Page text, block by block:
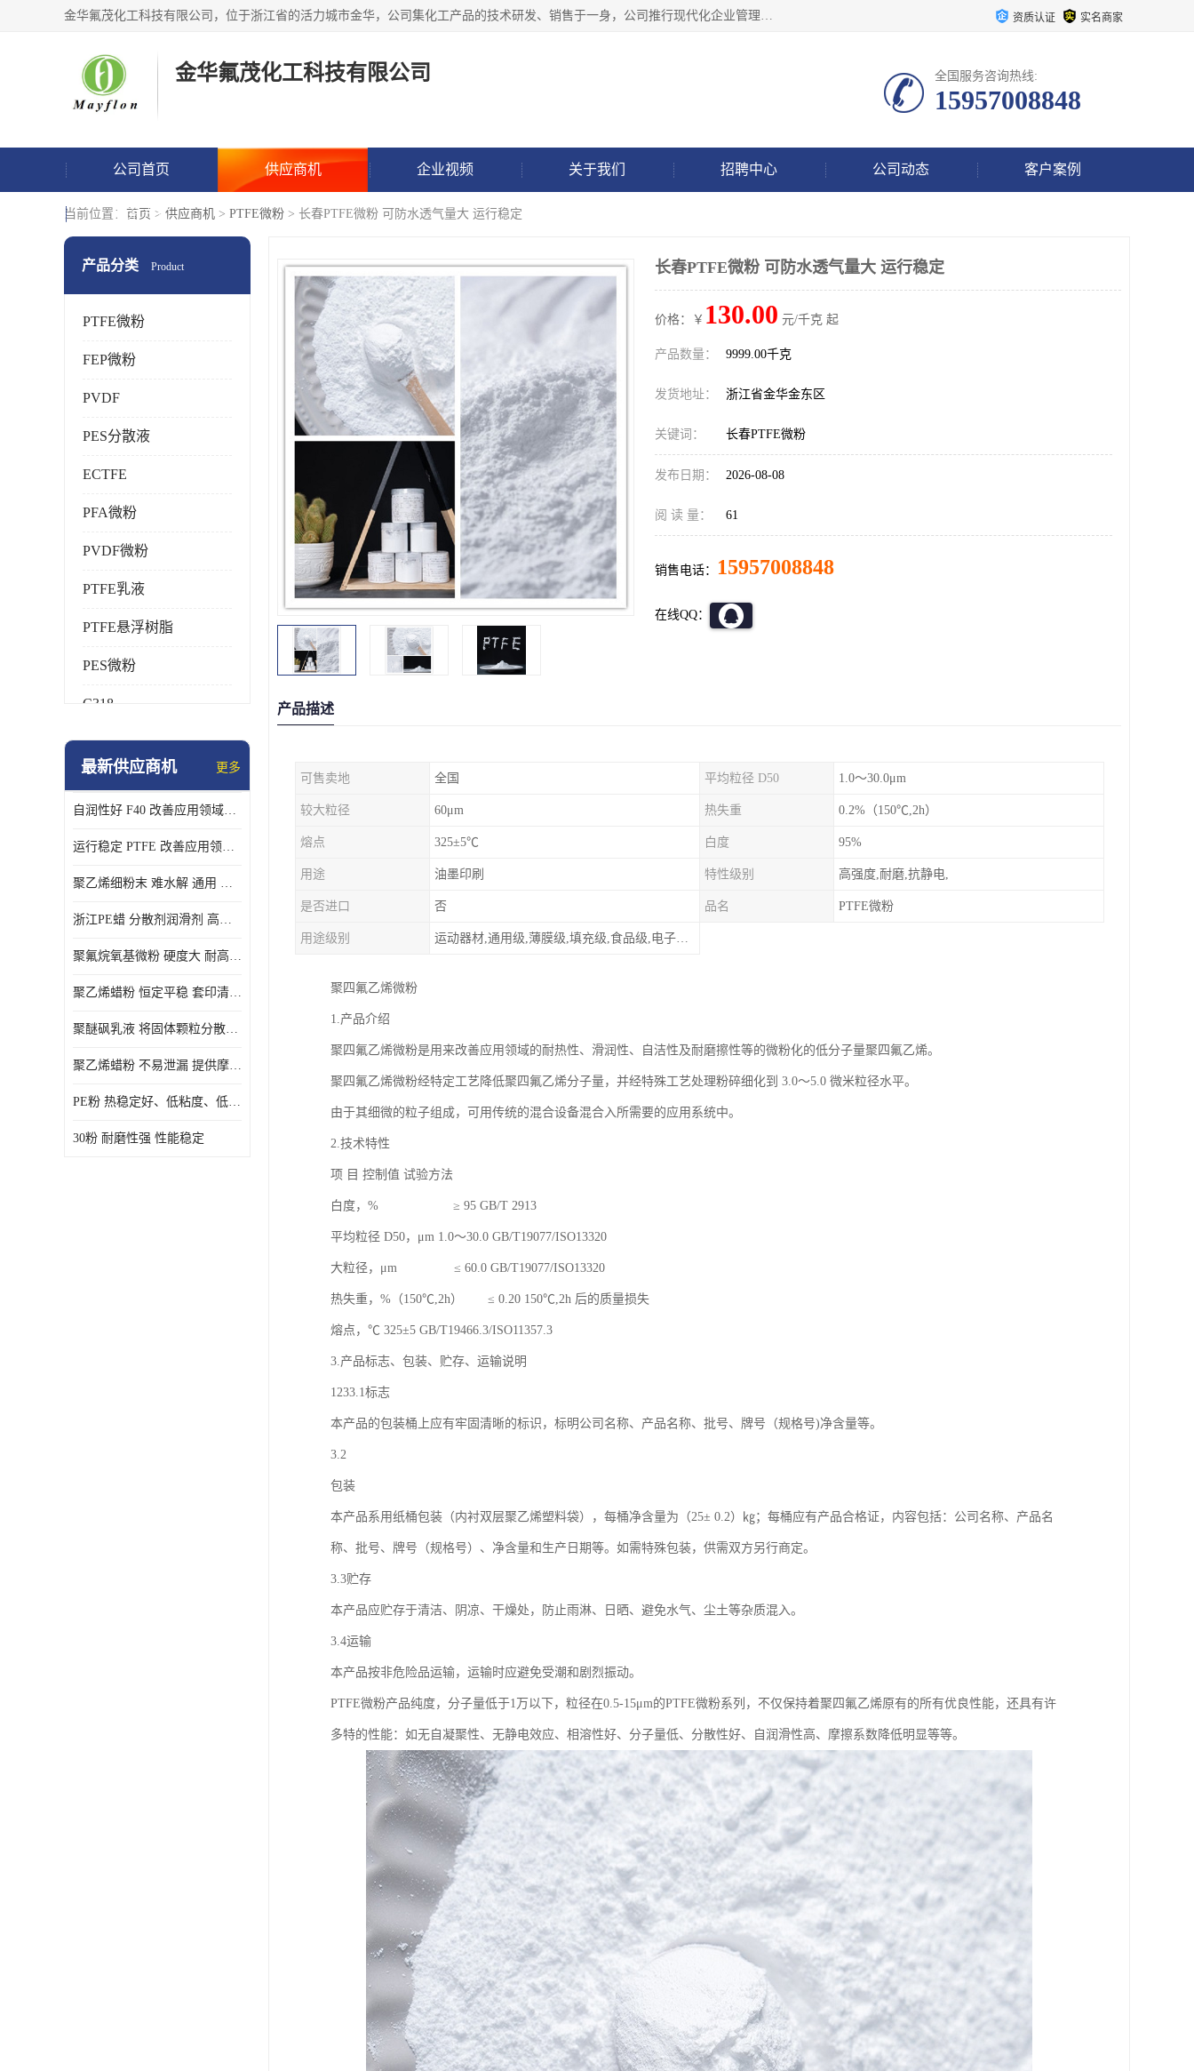
金华氟茂化工科技有限公司，位于浙江省的活力城市金华，公司集化工产品的技术研发、销售于一身，公司推行现代化企业管理理念，公司成立以来吸引了一批技术、业务、能力良好的科技人才，为多种产品的推广流通搭建良好的服务平台。我公司主要经营产品包括：PTFE微粉、FEP微粉、ECTFE、PES微粉等，这些产品由于具有、耐腐蚀、耐高温等性能而广泛应用于许多领域。 资质认证 实名商家
金华氟茂化工科技有限公司 全国服务咨询热线:
15957008848
公司首页 供应商机 企业视频 关于我们 招聘中心 公司动态 客户案例
联系方式
当前位置： 首页 > 供应商机 > PTFE微粉 > 长春PTFE微粉 可防水透气量大 运行稳定
产品分类 Product
PTFE微粉
FEP微粉
PVDF
PES分散液
ECTFE
PFA微粉
PVDF微粉
PTFE乳液
PTFE悬浮树脂
PES微粉
C318
HFP
PE蜡粉
PE改性蜡粉
最新供应商机 更多
自润性好 F40 改善应用领域的耐热性 滑润性
运行稳定 PTFE 改善应用领域的耐热性 滑润性
聚乙烯细粉末 难水解 通用 氟茂
浙江PE蜡 分散剂润滑剂 高低熔点
聚氟烷氧基微粉 硬度大 耐高温性能好 良好的不粘性 功能性涂料
聚乙烯蜡粉 恒定平稳 套印清漆 无毒
聚醚砜乳液 将固体颗粒分散均匀 高分子聚合物 新的纳米涂层材料
聚乙烯蜡粉 不易泄漏 提供摩擦减少和润滑性能
PE粉 热稳定好、低粘度、低熔点
30粉 耐磨性强 性能稳定
长春PTFE微粉 可防水透气量大 运行稳定
价格：￥ 130.00 元/千克 起
产品数量： 9999.00千克
发货地址： 浙江省金华金东区
关键词： 长春PTFE微粉
发布日期： 2026-08-08
阅 读 量： 61
销售电话： 15957008848
在线QQ：
产品描述
可售卖地 全国 平均粒径 D50 1.0～30.0μm
较大粒径 60μm 热失重 0.2%（150℃,2h）
熔点 325±5℃ 白度 95%
用途 油墨印刷 特性级别 高强度,耐磨,抗静电,
是否进口 否 品名 PTFE微粉
用途级别 运动器材,通用级,薄膜级,填充级,食品级,电子电器部件
聚四氟乙烯微粉
1.产品介绍
聚四氟乙烯微粉是用来改善应用领域的耐热性、滑润性、自洁性及耐磨擦性等的微粉化的低分子量聚四氟乙烯。
聚四氟乙烯微粉经特定工艺降低聚四氟乙烯分子量，并经特殊工艺处理粉碎细化到 3.0～5.0 微米粒径水平。
由于其细微的粒子组成，可用传统的混合设备混合入所需要的应用系统中。
2.技术特性
项 目 控制值 试验方法
白度，% ≥ 95 GB/T 2913
平均粒径 D50，μm 1.0～30.0 GB/T19077/ISO13320
大粒径，μm ≤ 60.0 GB/T19077/ISO13320
热失重，%（150℃,2h） ≤ 0.20 150℃,2h 后的质量损失
熔点，℃ 325±5 GB/T19466.3/ISO11357.3
3.产品标志、包装、贮存、运输说明
1233.1标志
本产品的包装桶上应有牢固清晰的标识，标明公司名称、产品名称、批号、牌号（规格号)净含量等。
3.2
包装
本产品系用纸桶包装（内衬双层聚乙烯塑料袋），每桶净含量为（25± 0.2）㎏；每桶应有产品合格证，内容包括：公司名称、产品名
称、批号、牌号（规格号）、净含量和生产日期等。如需特殊包装，供需双方另行商定。
3.3贮存
本产品应贮存于清洁、阴凉、干燥处，防止雨淋、日晒、避免水气、尘土等杂质混入。
3.4运输
本产品按非危险品运输，运输时应避免受潮和剧烈振动。
PTFE微粉产品纯度，分子量低于1万以下，粒径在0.5-15μm的PTFE微粉系列，不仅保持着聚四氟乙烯原有的所有优良性能，还具有许
多特的性能：如无自凝聚性、无静电效应、相溶性好、分子量低、分散性好、自润滑性高、摩擦系数降低明显等等。